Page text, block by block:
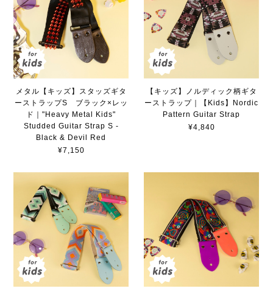
メタル【キッズ】スタッズギタ
ーストラップS ブラック×レッ
ド｜"Heavy Metal Kids"
Studded Guitar Strap S -
Black & Devil Red
¥7,150
【キッズ】ノルディック柄ギタ
ーストラップ｜【Kids】Nordic
Pattern Guitar Strap
¥4,840